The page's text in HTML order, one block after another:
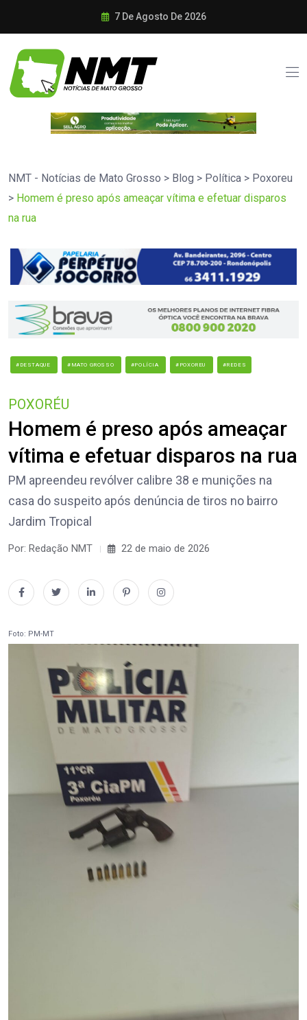
7 De Agosto De 2026
NMT - Notícias de Mato Grosso > Blog > Política > Poxoreu
> Homem é preso após ameaçar vítima e efetuar disparos
na rua
#DESTAQUE #MATO GROSSO #POLÍCIA #POXOREU #REDES
POXORÉU
Homem é preso após ameaçar
vítima e efetuar disparos na rua
PM apreendeu revólver calibre 38 e munições na
casa do suspeito após denúncia de tiros no bairro
Jardim Tropical
Por: Redação NMT 22 de maio de 2026
Foto: PM-MT